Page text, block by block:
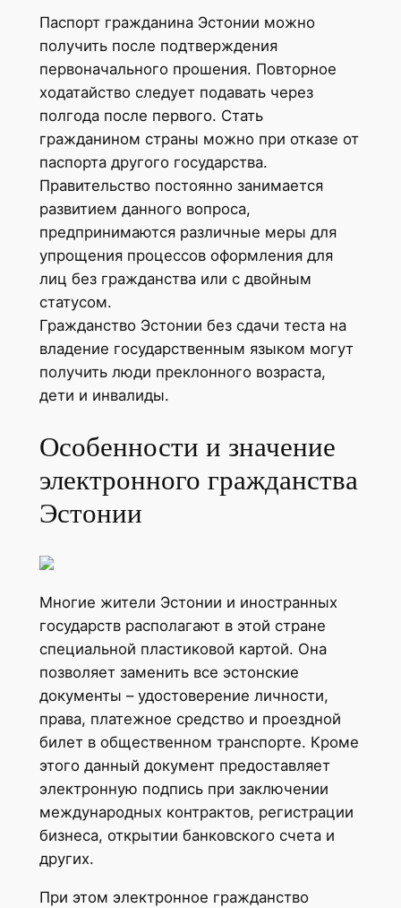
Паспорт гражданина Эстонии можно
получить после подтверждения
первоначального прошения. Повторное
ходатайство следует подавать через
полгода после первого. Стать
гражданином страны можно при отказе от
паспорта другого государства.
Правительство постоянно занимается
развитием данного вопроса,
предпринимаются различные меры для
упрощения процессов оформления для
лиц без гражданства или с двойным
статусом.
Гражданство Эстонии без сдачи теста на
владение государственным языком могут
получить люди преклонного возраста,
дети и инвалиды.
Особенности и значение
электронного гражданства
Эстонии
Многие жители Эстонии и иностранных
государств располагают в этой стране
специальной пластиковой картой. Она
позволяет заменить все эстонские
документы – удостоверение личности,
права, платежное средство и проездной
билет в общественном транспорте. Кроме
этого данный документ предоставляет
электронную подпись при заключении
международных контрактов, регистрации
бизнеса, открытии банковского счета и
других.
При этом электронное гражданство